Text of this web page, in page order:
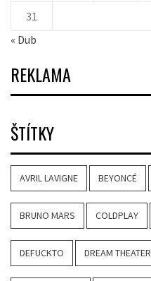
31
« Dub
REKLAMA
ŠTÍTKY
AVRIL LAVIGNE BEYONCÉ
BRUNO MARS COLDPLAY
DEFUCKTO DREAM THEATER